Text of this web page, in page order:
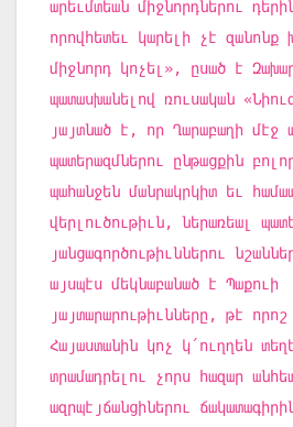
արեւմտեան միջնորդներու
որովհետեւ կարելի չէ զանոնք
միջնորդ կոչել», ըսած է
պատասխանելով ռուսական
յայտնած է, որ Ղարաբաղի մէջ
պատերազմներու ընթացքին
պահանջեն մանրակրկիտ եւ
վերլուծութիւն, ներառեալ
յանցագործութիւններու
այսպէս մեկնաբանած է Պաքուի
յայտարարութիւնները, թէ
Հայաստանին կոչ կ՛ուղղեն
տրամադրելու չորս հազար
ազրպէյճանցիներու